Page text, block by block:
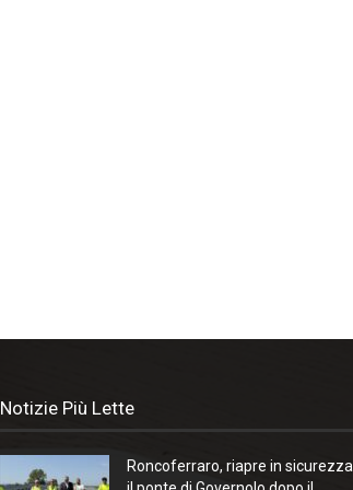
Notizie Più Lette
Roncoferraro, riapre in sicurezza